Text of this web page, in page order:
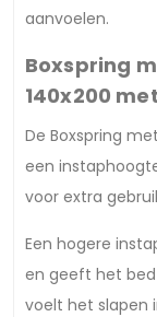
aanvoelen.
Boxspring
140x200
De Boxspring
een
voor extra
Een hogere
en geeft het bed
voelt het slapen